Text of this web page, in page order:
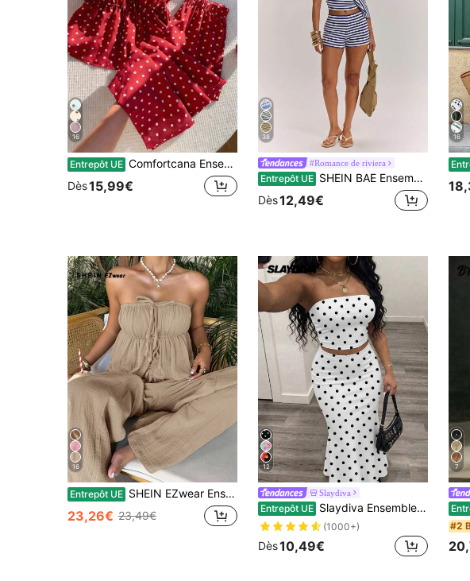
16
Entrepôt UE Comfortcana Ensemble 2 pièces femme d'été décontracté rétro pour vacances à la plage, top bébé à bretelles torsadées imprimé pois et pantalon large
Dès15,99€
38
#Romance de riviera
Entrepôt UE SHEIN BAE Ensemble top à manches courtes asymétrique rayé & short taille basse pour femmes, ensemble 2 pièces rayé printemps/été, ensemble 2 pièces d'été, ensemble 2 pièces décontracté, ensemble 2 pièces confortable, convient pour les vacances à la plage et le port décontracté quotidien, style basique/été/plage/tenue de sortie, ensemble rayé
Dès12,49€
16
16
Entrepôt UE SHEIN EZwear Ensemble casual de vacances pour femme, top bandeau tressé kaki et pantalon, printemps/été
23,26€ 23,49€
12
Slaydiva
Entrepôt UE Slaydiva Ensemble Top Tube & Jupe Blanc à Pois Noirs,Tenue de Vacances d'Été Style Bohème Séduisant,Streetwear Y2K pour Sortie en Boîte de Nuit
(1000+)
Dès10,49€
7
#2